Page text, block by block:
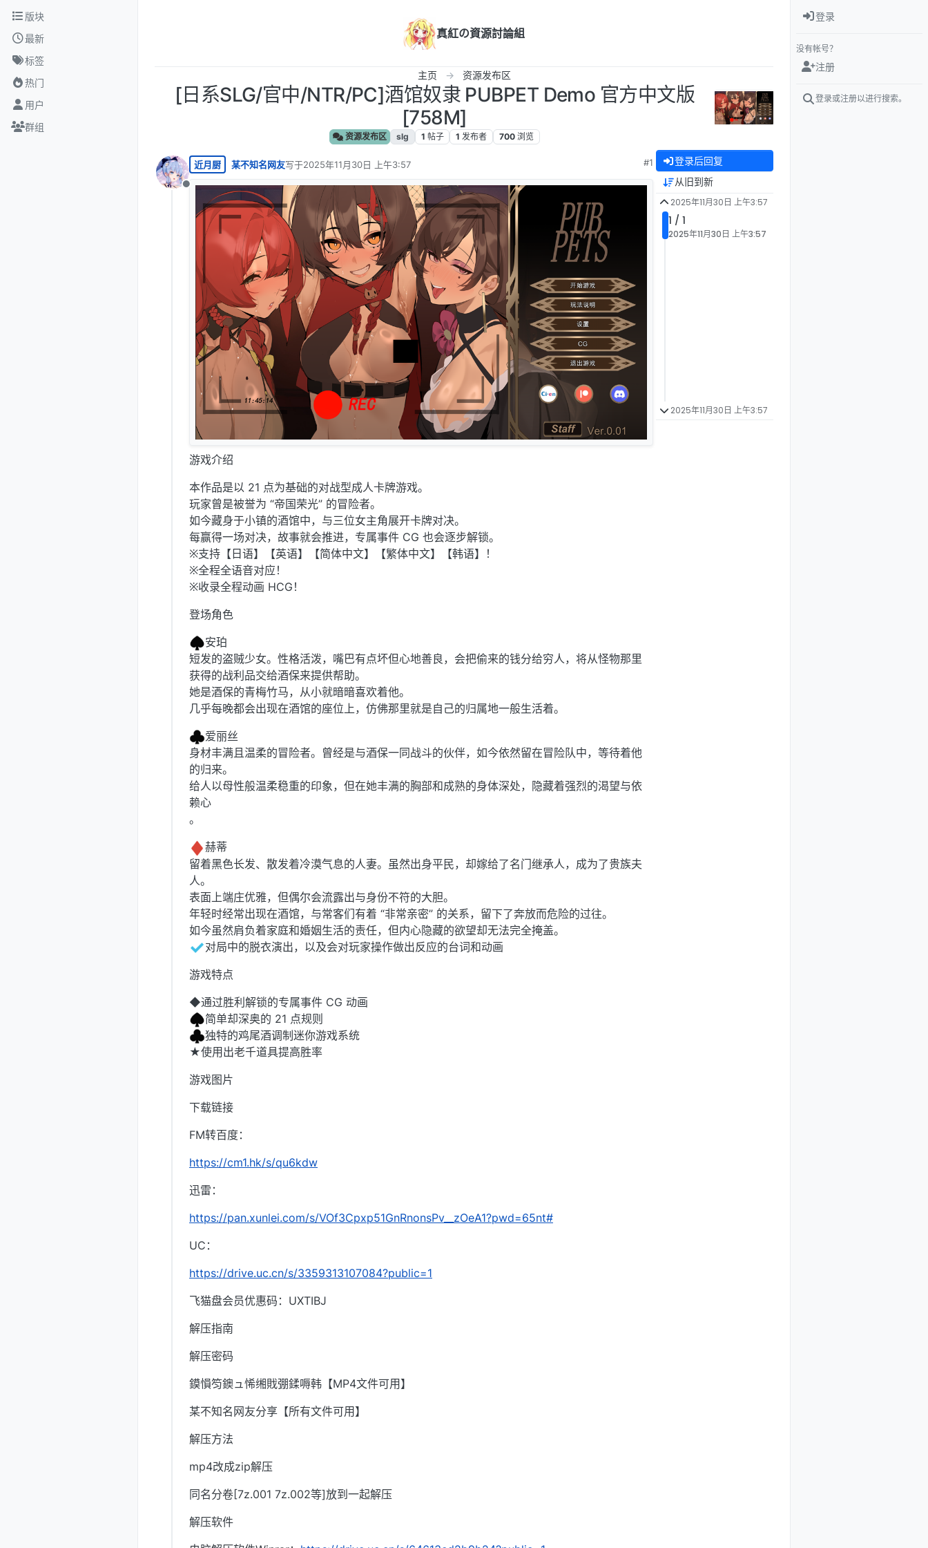
跳转至内容
版块
最新
标签
热门
用户
群组
真紅の資源討論組
主页 资源发布区
[日系SLG/官中/NTR/PC]酒馆奴隶 PUBPET Demo 官方中文版
[758M]
资源发布区 slg 1 帖子 1 发布者 700 浏览
离线
近月厨 某不知名网友写于2025年11月30日 上午3:57
最后由 编辑
#1
游戏介绍
本作品是以 21 点为基础的对战型成人卡牌游戏。
玩家曾是被誉为 “帝国荣光” 的冒险者。
如今藏身于小镇的酒馆中，与三位女主角展开卡牌对决。
每赢得一场对决，故事就会推进，专属事件 CG 也会逐步解锁。
※支持【日语】【英语】【简体中文】【繁体中文】【韩语】！
※全程全语音对应！
※收录全程动画 HCG！
登场角色
安珀
短发的盗贼少女。性格活泼，嘴巴有点坏但心地善良，会把偷来的钱分给穷人，将从怪物那里
获得的战利品交给酒保来提供帮助。
她是酒保的青梅竹马，从小就暗暗喜欢着他。
几乎每晚都会出现在酒馆的座位上，仿佛那里就是自己的归属地一般生活着。
爱丽丝
身材丰满且温柔的冒险者。曾经是与酒保一同战斗的伙伴，如今依然留在冒险队中，等待着他
的归来。
给人以母性般温柔稳重的印象，但在她丰满的胸部和成熟的身体深处，隐藏着强烈的渴望与依
赖心
。
赫蒂
留着黑色长发、散发着冷漠气息的人妻。虽然出身平民，却嫁给了名门继承人，成为了贵族夫
人。
表面上端庄优雅，但偶尔会流露出与身份不符的大胆。
年轻时经常出现在酒馆，与常客们有着 “非常亲密” 的关系，留下了奔放而危险的过往。
如今虽然肩负着家庭和婚姻生活的责任，但内心隐藏的欲望却无法完全掩盖。
对局中的脱衣演出，以及会对玩家操作做出反应的台词和动画
游戏特点
◆通过胜利解锁的专属事件 CG 动画
简单却深奥的 21 点规则
独特的鸡尾酒调制迷你游戏系统
★使用出老千道具提高胜率
游戏图片
下载链接
FM转百度：
https://cm1.hk/s/qu6kdw
迅雷：
https://pan.xunlei.com/s/VOf3Cpxp51GnRnonsPv__zOeA1?pwd=65nt#
UC：
https://drive.uc.cn/s/3359313107084?public=1
飞猫盘会员优惠码：UXTIBJ
解压指南
解压密码
鏌愪笉鐭ュ悕缃戝弸鍒嗕韩【MP4文件可用】
某不知名网友分享【所有文件可用】
解压方法
mp4改成zip解压
同名分卷[7z.001 7z.002等]放到一起解压
解压软件
登录后回复
从旧到新
2025年11月30日 上午3:57
1 / 1
2025年11月30日 上午3:57
2025年11月30日 上午3:57
登录
没有帐号？
注册
登录或注册以进行搜索。